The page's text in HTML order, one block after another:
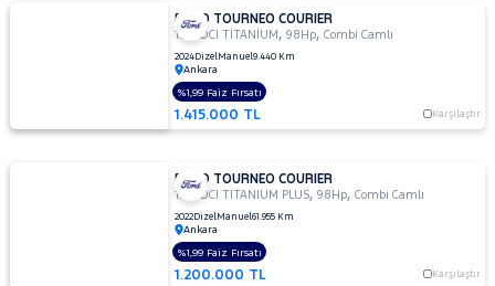
FORD TOURNEO COURIER
1.5 TDCI TİTANİUM ,98Hp,Combi Camlı
2024DizelManuel9.440 Km
Ankara
1.415.000 TL Karşılaştır
%1,99 Faiz Fırsatı
FORD TOURNEO COURIER
1.5 TDCI TITANIUM PLUS,98Hp,Combi Camlı
2022DizelManuel61.955 Km
Ankara
1.200.000 TL Karşılaştır
%1,99 Faiz Fırsatı